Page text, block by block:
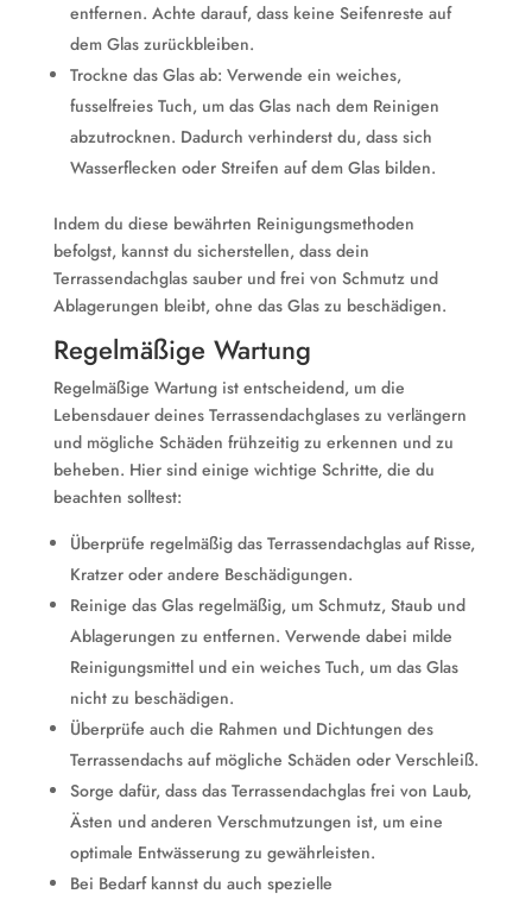
entfernen. Achte darauf, dass keine Seifenreste auf
dem Glas zurückbleiben.
Trockne das Glas ab: Verwende ein weiches,
fusselfreies Tuch, um das Glas nach dem Reinigen
abzutrocknen. Dadurch verhinderst du, dass sich
Wasserflecken oder Streifen auf dem Glas bilden.
Indem du diese bewährten Reinigungsmethoden
befolgst, kannst du sicherstellen, dass dein
Terrassendachglas sauber und frei von Schmutz und
Ablagerungen bleibt, ohne das Glas zu beschädigen.
Regelmäßige Wartung
Regelmäßige Wartung ist entscheidend, um die
Lebensdauer deines Terrassendachglases zu verlängern
und mögliche Schäden frühzeitig zu erkennen und zu
beheben. Hier sind einige wichtige Schritte, die du
beachten solltest:
Überprüfe regelmäßig das Terrassendachglas auf Risse,
Kratzer oder andere Beschädigungen.
Reinige das Glas regelmäßig, um Schmutz, Staub und
Ablagerungen zu entfernen. Verwende dabei milde
Reinigungsmittel und ein weiches Tuch, um das Glas
nicht zu beschädigen.
Überprüfe auch die Rahmen und Dichtungen des
Terrassendachs auf mögliche Schäden oder Verschleiß.
Sorge dafür, dass das Terrassendachglas frei von Laub,
Ästen und anderen Verschmutzungen ist, um eine
optimale Entwässerung zu gewährleisten.
Bei Bedarf kannst du auch spezielle